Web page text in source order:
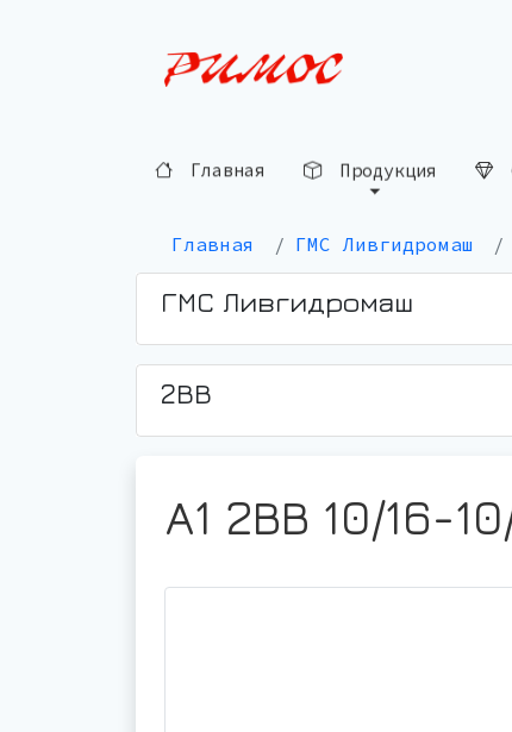
Главная Продукция
Главная ГМС Ливгидромаш
ГМС Ливгидромаш
2ВВ
А1 2ВВ 10/16-